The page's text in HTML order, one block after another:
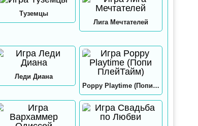
Туземцы
Лига Мечтателей
Леди Диана
Poppy Playtime (Попи ПлейТайм)